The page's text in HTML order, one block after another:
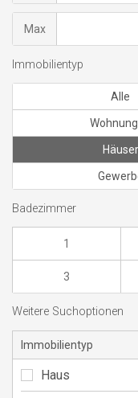
Max
Immobilientyp
Alle
Häuser
Badezimmer
1
3
Weitere Suchoptionen
Immobilientyp
Haus